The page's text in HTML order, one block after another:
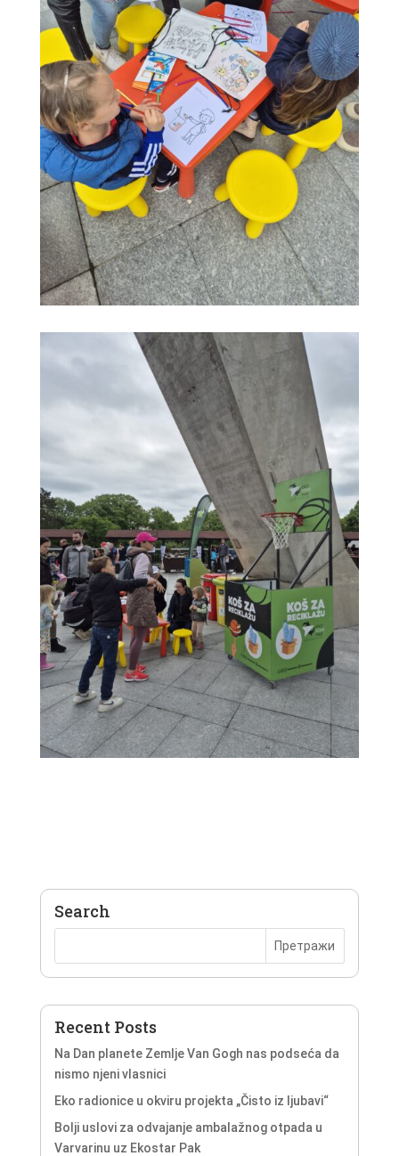
Search
Recent Posts
Na Dan planete Zemlje Van Gogh nas podseća da
nismo njeni vlasnici
Eko radionice u okviru projekta „Čisto iz ljubavi“
Bolji uslovi za odvajanje ambalažnog otpada u
Varvarinu uz Ekostar Pak